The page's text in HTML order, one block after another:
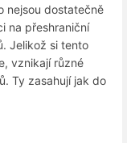
nejsou dostatečně
na přeshraniční
Jelikož si tento
vznikají různé
Ty zasahují jak do